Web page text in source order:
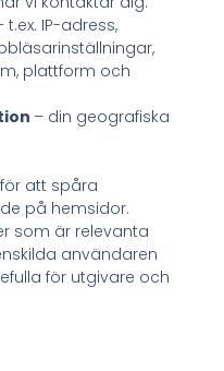
t.ex. IP-adress,
plattform och
– din geografiska
att spåra
på hemsidor.
som är relevanta
användaren
för utgivare och